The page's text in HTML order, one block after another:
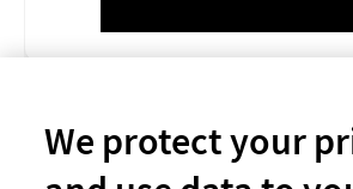
We protect your